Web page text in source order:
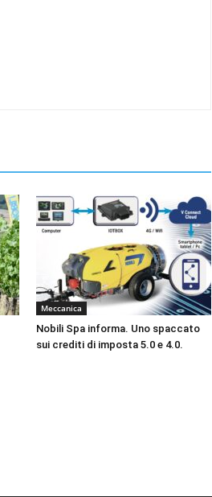
Meccanica
Nobili Spa informa. Uno spaccato
sui crediti di imposta 5.0 e 4.0.